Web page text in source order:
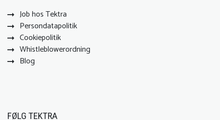
Job hos Tektra
Persondatapolitik
Cookiepolitik
Whistleblowerordning
Blog
FØLG TEKTRA